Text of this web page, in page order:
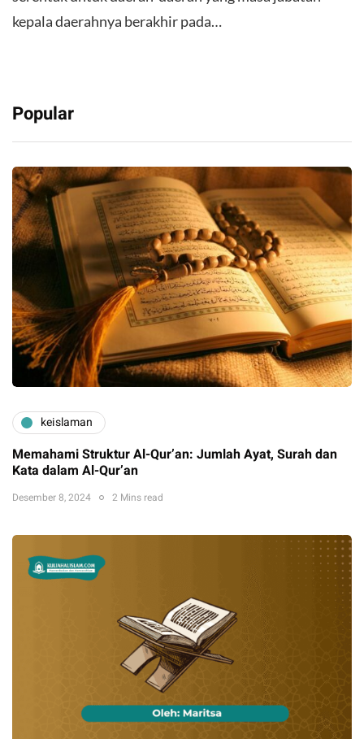
kepala daerahnya berakhir pada…
Popular
keislaman
Memahami Struktur Al-Qur’an: Jumlah Ayat, Surah dan
Kata dalam Al-Qur’an
Desember 8, 2024 2 Mins read